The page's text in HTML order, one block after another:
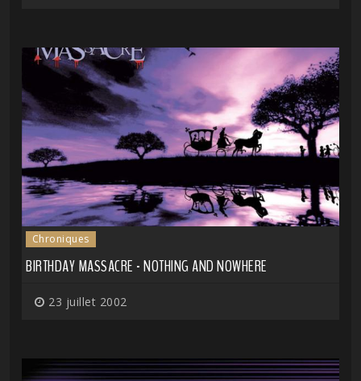
Chroniques
BIRTHDAY MASSACRE - NOTHING AND NOWHERE
23 juillet 2002